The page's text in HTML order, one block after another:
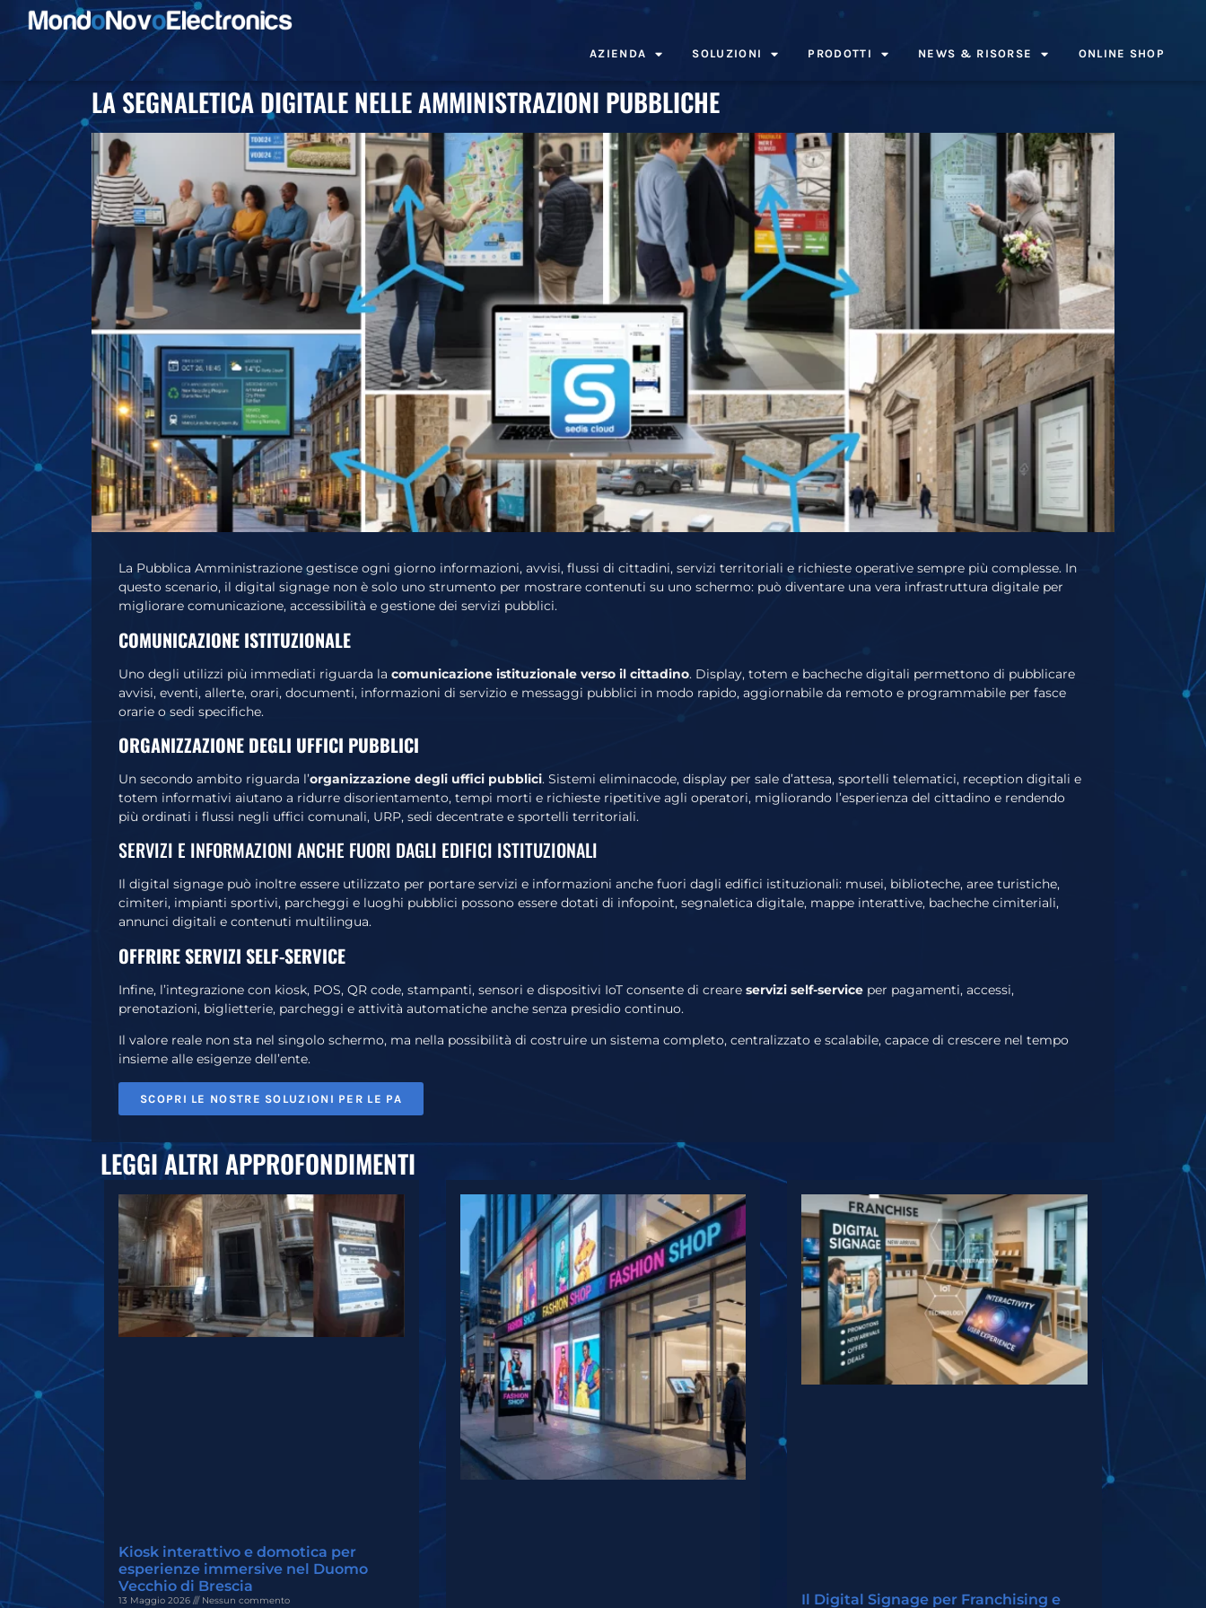
AZIENDA SOLUZIONI PRODOTTI NEWS & RISORSE ONLINE SHOP
LA SEGNALETICA DIGITALE NELLE AMMINISTRAZIONI PUBBLICHE
La Pubblica Amministrazione gestisce ogni giorno informazioni, avvisi, flussi di cittadini, servizi territoriali e richieste operative sempre più complesse. In
questo scenario, il digital signage non è solo uno strumento per mostrare contenuti su uno schermo: può diventare una vera infrastruttura digitale per
migliorare comunicazione, accessibilità e gestione dei servizi pubblici.
COMUNICAZIONE ISTITUZIONALE
Uno degli utilizzi più immediati riguarda la comunicazione istituzionale verso il cittadino. Display, totem e bacheche digitali permettono di pubblicare
avvisi, eventi, allerte, orari, documenti, informazioni di servizio e messaggi pubblici in modo rapido, aggiornabile da remoto e programmabile per fasce
orarie o sedi specifiche.
ORGANIZZAZIONE DEGLI UFFICI PUBBLICI
Un secondo ambito riguarda l’organizzazione degli uffici pubblici. Sistemi eliminacode, display per sale d’attesa, sportelli telematici, reception digitali e
totem informativi aiutano a ridurre disorientamento, tempi morti e richieste ripetitive agli operatori, migliorando l’esperienza del cittadino e rendendo
più ordinati i flussi negli uffici comunali, URP, sedi decentrate e sportelli territoriali.
SERVIZI E INFORMAZIONI ANCHE FUORI DAGLI EDIFICI ISTITUZIONALI
Il digital signage può inoltre essere utilizzato per portare servizi e informazioni anche fuori dagli edifici istituzionali: musei, biblioteche, aree turistiche,
cimiteri, impianti sportivi, parcheggi e luoghi pubblici possono essere dotati di infopoint, segnaletica digitale, mappe interattive, bacheche cimiteriali,
annunci digitali e contenuti multilingua.
OFFRIRE SERVIZI SELF-SERVICE
Infine, l’integrazione con kiosk, POS, QR code, stampanti, sensori e dispositivi IoT consente di creare servizi self-service per pagamenti, accessi,
prenotazioni, biglietterie, parcheggi e attività automatiche anche senza presidio continuo.
Il valore reale non sta nel singolo schermo, ma nella possibilità di costruire un sistema completo, centralizzato e scalabile, capace di crescere nel tempo
insieme alle esigenze dell’ente.
SCOPRI LE NOSTRE SOLUZIONI PER LE PA
LEGGI ALTRI APPROFONDIMENTI
Kiosk interattivo e domotica per
esperienze immersive nel Duomo
Vecchio di Brescia
13 Maggio 2026 Nessun commento Il Digital Signage per Franchising e